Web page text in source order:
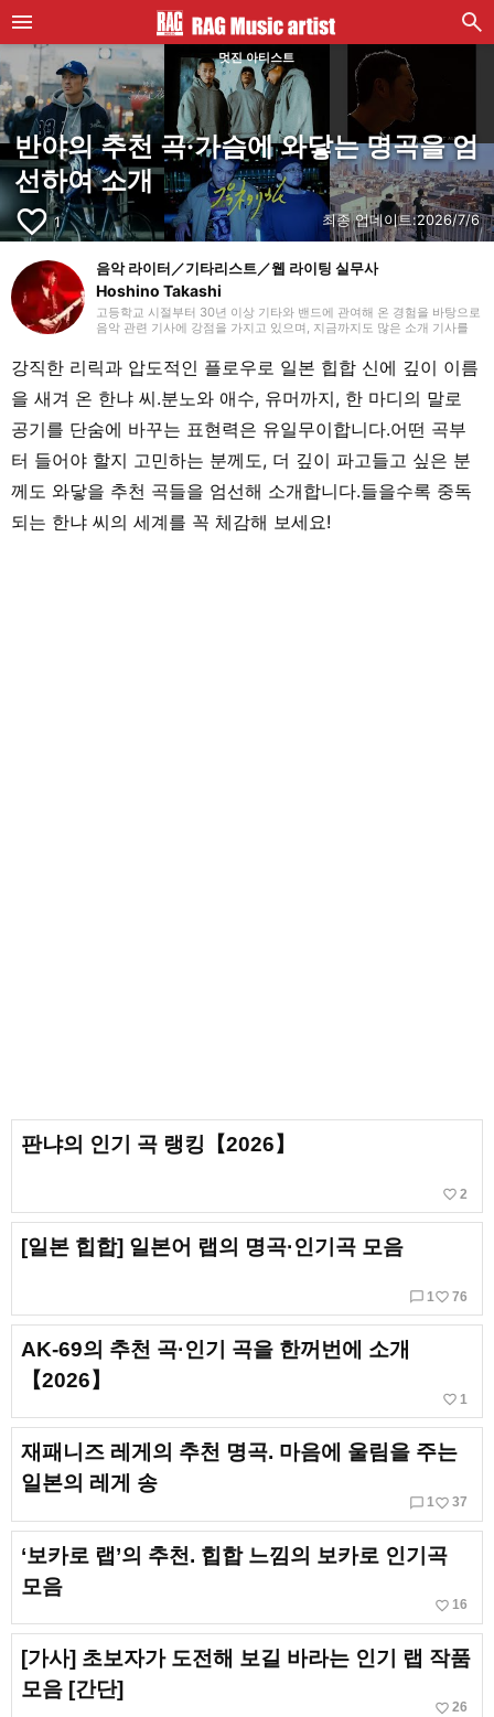
멋진 아티스트
반야의 추천 곡·가슴에 와닿는 명곡을 엄
선하여 소개
favorite_border 1 최종 업데이트:2026/7/6
음악 라이터／기타리스트／웹 라이팅 실무사
Hoshino Takashi
고등학교 시절부터 30년 이상 기타와 밴드에 관여해 온 경험을 바탕으로
음악 관련 기사에 강점을 가지고 있으며, 지금까지도 많은 소개 기사를
장르를 선호하지만, 국내외를 가리지 않고 매일 다양한 장르에 귀 기울이
도록 하고 있습니다. 2018년부터 프리랜서 라이터로 활동을 시작했으며,
웹 라이팅 실무 자격을 보유하고 있습니다. 또한 라이팅 외에도 영상 편
집을 공부하고 있습니다. 개인적으로는 초등학생 자녀를 돌보고 있으며,
파쿠르와 댄스 등 학원 활동을 챙기면서 지내고 있습니다.
강직한 리릭과 압도적인 플로우로 일본 힙합 신에 깊이 이름
을 새겨 온 한냐 씨.분노와 애수, 유머까지, 한 마디의 말로
공기를 단숨에 바꾸는 표현력은 유일무이합니다.어떤 곡부
터 들어야 할지 고민하는 분께도, 더 깊이 파고들고 싶은 분
께도 와닿을 추천 곡들을 엄선해 소개합니다.들을수록 중독
되는 한냐 씨의 세계를 꼭 체감해 보세요!
판냐의 인기 곡 랭킹【2026】
favorite_border 2
[일본 힙합] 일본어 랩의 명곡·인기곡 모음
chat_bubble_outline 1 favorite_border 76
AK-69의 추천 곡·인기 곡을 한꺼번에 소개
【2026】
favorite_border 1
재패니즈 레게의 추천 명곡. 마음에 울림을 주는
일본의 레게 송
chat_bubble_outline 1 favorite_border 37
‘보카로 랩’의 추천. 힙합 느낌의 보카로 인기곡
모음
favorite_border 16
[가사] 초보자가 도전해 보길 바라는 인기 랩 작품
모음 [간단]
favorite_border 26